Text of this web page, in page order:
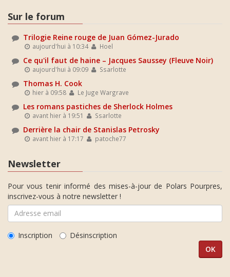
Sur le forum
Trilogie Reine rouge de Juan Gómez-Jurado
aujourd'hui à 10:34 Hoel
Ce qu'il faut de haine – Jacques Saussey (Fleuve Noir)
aujourd'hui à 09:09 Ssarlotte
Thomas H. Cook
hier à 09:58 Le Juge Wargrave
Les romans pastiches de Sherlock Holmes
avant hier à 19:51 Ssarlotte
Derrière la chair de Stanislas Petrosky
avant hier à 17:17 patoche77
Newsletter
Pour vous tenir informé des mises-à-jour de Polars Pourpres,
inscrivez-vous à notre newsletter !
Inscription Désinscription